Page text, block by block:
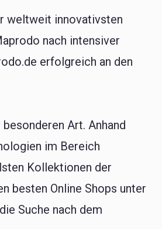
weltweit innovativsten
nach intensiver
erfolgreich an den
Art. Anhand
im Bereich
Kollektionen der
besten Online Shops unter
Suche nach dem